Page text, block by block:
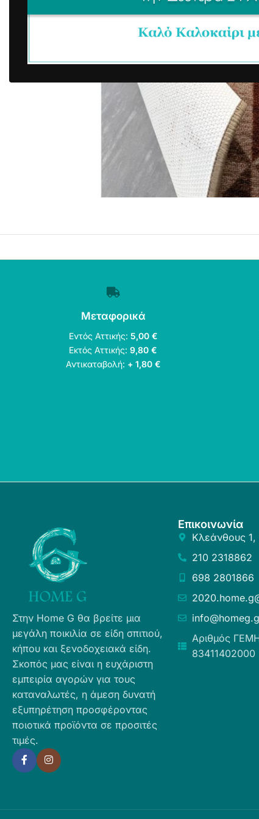
Μεταφορικά
Εντός Αττικής: 5,00 €
Εκτός Αττικής:9,80 €
Αντικαταβολή: + 1,80 €
Στην Home G θα βρείτε μια
μεγάλη ποικιλία σε είδη σπιτιού,
κήπου και ξενοδοχειακά είδη.
Σκοπός μας είναι η ευχάριστη
εμπειρία αγορών για τους
καταναλωτές, η άμεση δυνατή
εξυπηρέτηση προσφέροντας
ποιοτικά προϊόντα σε προσιτές
τιμές.
Επικοινωνία
Κλεάνθους
210 2318862
698 2801866
Αριθμός
83411402000